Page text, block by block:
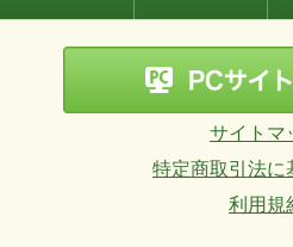
サイトマ
特定商取引法に
利用規